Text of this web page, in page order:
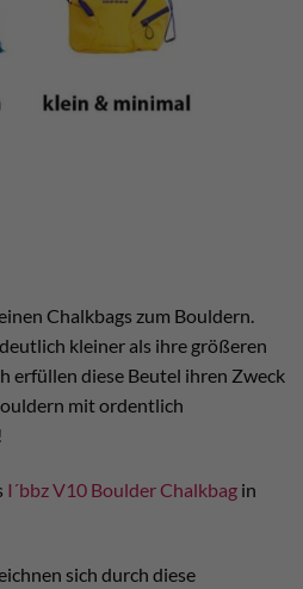
Chalkbags zum Bouldern.
kleiner als ihre größeren
erfüllen diese Beutel ihren Zweck
mit ordentlich
I´bbz V10 Boulder Chalkbag in
sich durch diese